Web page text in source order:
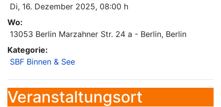
Di, 16. Dezember 2025, 08:00 h
Wo:
13053 Berlin Marzahner Str. 24 a - Berlin, Berlin
Kategorie:
SBF Binnen & See
Veranstaltungsort